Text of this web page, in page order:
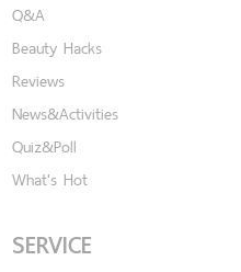
Q&A
Beauty Hacks
Reviews
News&Activities
Quiz&Poll
What's Hot
SERVICE